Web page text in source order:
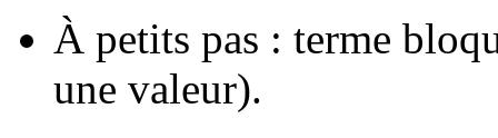
À petits pas : terme
une valeur).